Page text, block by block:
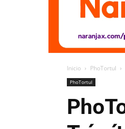
Inicio PhoTortul
PhoTortul